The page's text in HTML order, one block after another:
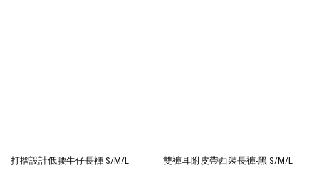
打摺設計低腰牛仔長褲 S/M/L 雙褲耳附皮帶西裝長褲-黑 S/M/L